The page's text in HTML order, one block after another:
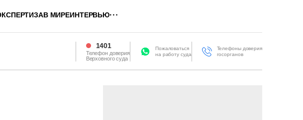
В МИРЕИНТЕРВЬЮ
1401
Телефон доверия
Верховного суда
Пожаловаться
на работу суда
Телефоны доверия
госорганов